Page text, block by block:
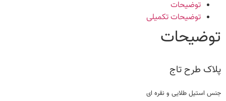
توضیحات
توضیحات تکمیلی
توضیحات
پلاک طرح تاج
جنس استیل طلایی و نقره ای